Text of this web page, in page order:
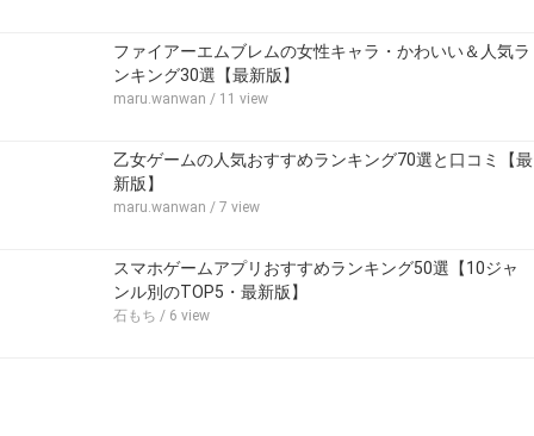
ファイアーエムブレムの女性キャラ・かわいい＆人気ラ
ンキング30選【最新版】
maru.wanwan / 11 view
乙女ゲームの人気おすすめランキング70選と口コミ【最
新版】
maru.wanwan / 7 view
スマホゲームアプリおすすめランキング50選【10ジャ
ンル別のTOP5・最新版】
石もち / 6 view